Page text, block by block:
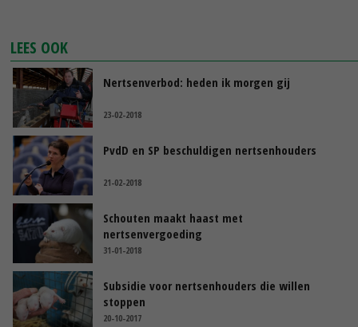
LEES OOK
Nertsenverbod: heden ik morgen gij
23-02-2018
PvdD en SP beschuldigen nertsenhouders
21-02-2018
Schouten maakt haast met
nertsenvergoeding
31-01-2018
Subsidie voor nertsenhouders die willen
stoppen
20-10-2017